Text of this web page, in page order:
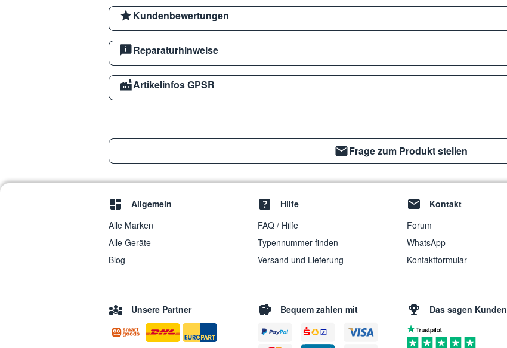
Kundenbewertungen
Reparaturhinweise
Artikelinfos GPSR
Frage zum Produkt stellen
Allgemein
Alle Marken
Alle Geräte
Blog
Hilfe
FAQ / Hilfe
Typennummer finden
Versand und Lieferung
Kontakt
Forum
WhatsApp
Kontaktformular
Unsere Partner Bequem zahlen mit Das sagen Kunden